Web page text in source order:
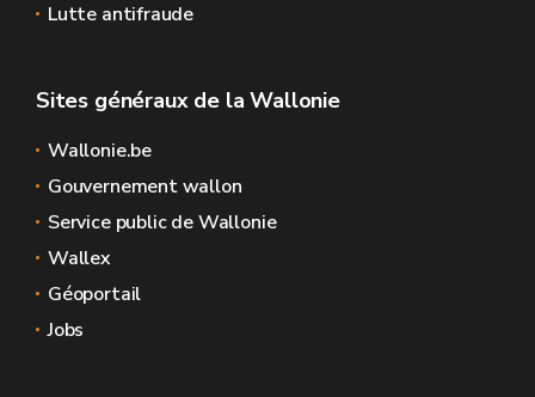
Lutte antifraude
Sites généraux de la Wallonie
Wallonie.be
Gouvernement wallon
Service public de Wallonie
Wallex
Géoportail
Jobs